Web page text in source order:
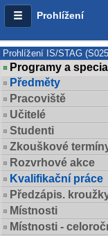
Prohlížení
Prohlížení IS/STAG
Programy a
Předměty
Pracoviště
Učitelé
Studenti
Zkouškové
Rozvrhové akce
Kvalifikační práce
Předzápis.
Místnosti
Místnosti -